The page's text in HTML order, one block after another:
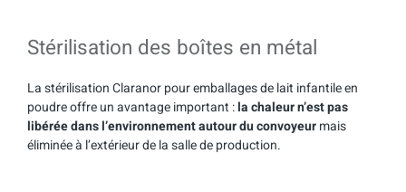
Stérilisation des boîtes en métal
La stérilisation Claranor pour emballages de lait infantile en
poudre offre un avantage important :la chaleur n’est pas
libérée dans l’environnement autour du convoyeurmais
éliminée à l’extérieur de la salle de production.